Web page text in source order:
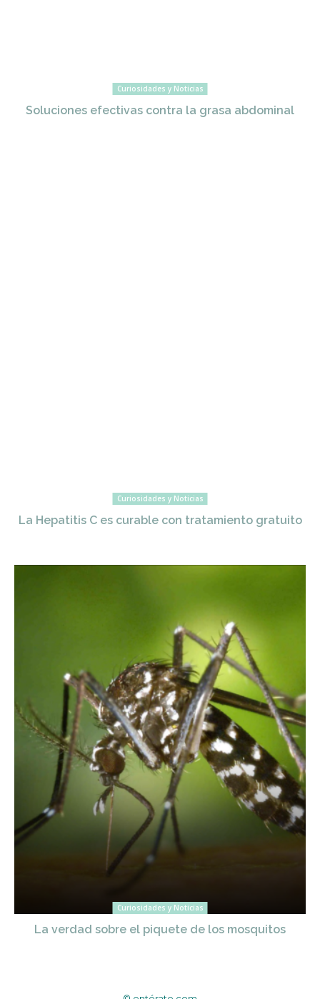
Curiosidades y Noticias
Soluciones efectivas contra la grasa abdominal
Curiosidades y Noticias
La Hepatitis C es curable con tratamiento gratuito
Curiosidades y Noticias
La verdad sobre el piquete de los mosquitos